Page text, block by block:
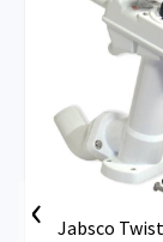
Jabsco
‹